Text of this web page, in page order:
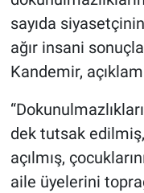
sayıda
ağır insani
Kandemir,
dek tutsak
açılmış,
aile üyelerini